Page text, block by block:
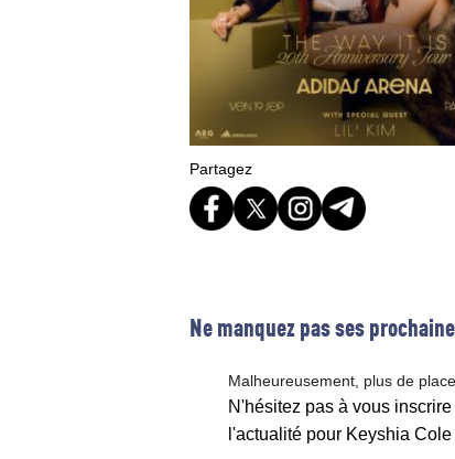
Partagez
Ne manquez pas ses
Malheureusement, plus de
N'hésitez pas à vous
l'actualité pour Keyshia